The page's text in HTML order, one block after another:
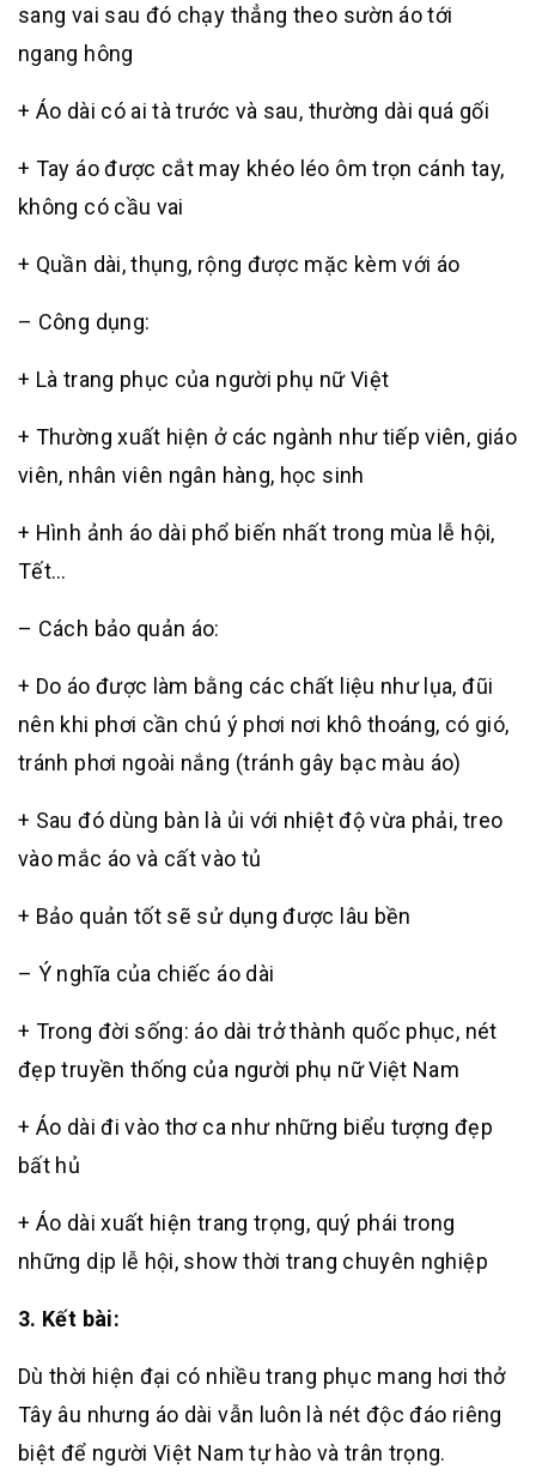
sang vai sau đó chạy thẳng theo sườn áo tới
ngang hông
+ Áo dài có ai tà trước và sau, thường dài quá gối
+ Tay áo được cắt may khéo léo ôm trọn cánh tay,
không có cầu vai
+ Quần dài, thụng, rộng được mặc kèm với áo
– Công dụng:
+ Là trang phục của người phụ nữ Việt
+ Thường xuất hiện ở các ngành như tiếp viên, giáo
viên, nhân viên ngân hàng, học sinh
+ Hình ảnh áo dài phổ biến nhất trong mùa lễ hội,
Tết…
– Cách bảo quản áo:
+ Do áo được làm bằng các chất liệu như lụa, đũi
nên khi phơi cần chú ý phơi nơi khô thoáng, có gió,
tránh phơi ngoài nắng (tránh gây bạc màu áo)
+ Sau đó dùng bàn là ủi với nhiệt độ vừa phải, treo
vào mắc áo và cất vào tủ
+ Bảo quản tốt sẽ sử dụng được lâu bền
– Ý nghĩa của chiếc áo dài
+ Trong đời sống: áo dài trở thành quốc phục, nét
đẹp truyền thống của người phụ nữ Việt Nam
+ Áo dài đi vào thơ ca như những biểu tượng đẹp
bất hủ
+ Áo dài xuất hiện trang trọng, quý phái trong
những dịp lễ hội, show thời trang chuyên nghiệp
3. Kết bài:
Dù thời hiện đại có nhiều trang phục mang hơi thở
Tây âu nhưng áo dài vẫn luôn là nét độc đáo riêng
biệt để người Việt Nam tự hào và trân trọng.